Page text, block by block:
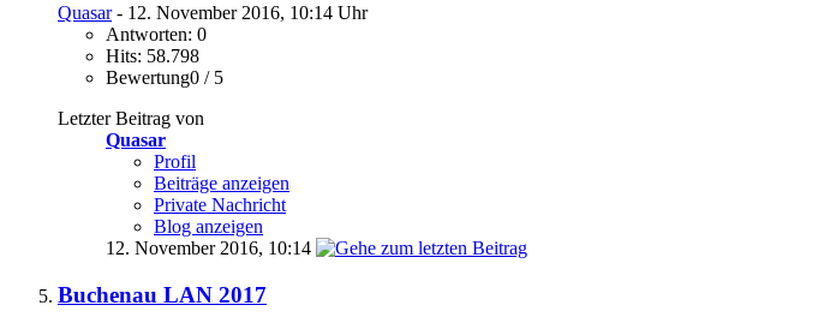
Quasar- 12. November 2016, 10:14 Uhr
Antworten: 0
Hits: 58.798
Bewertung0 / 5
Letzter Beitrag von
Quasar
Profil
Beiträge anzeigen
Private Nachricht
Blog anzeigen
12. November 2016, 10:14
Buchenau LAN 2017